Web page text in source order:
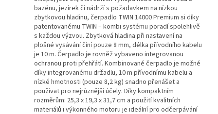
bazénu, jezírek či nádrží s požadavkem na nízkou
zbytkovou hladinu, čerpadlo TWIN 14000 Premium si díky
patentovanému TWIN – kombi systému poradí spolehlivě
s každou výzvou. Zbytková hladina při nastavení na
plošné vysávání činí pouze 8 mm, délka přívodního kabelu
je 10 m. Čerpadlo je rovněž vybaveno integrovanou
ochranou proti přehřátí. Kombinované čerpadlo je možné
díky integrovanému držadlu, 10 m přívodnímu kabelu a
nízké hmotnosti (pouze 8,2 kg) snadno přenášet a
používat pro nejrůznější účely. Díky kompaktním
rozměrům: 25,3 x 19,3 x 31,7 cm a použití kvalitních
materiálů i výkonného motoru je ideální pro odčerpávání